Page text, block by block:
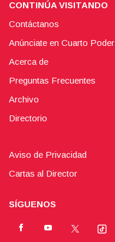
CONTINÚA VISITANDO
Contáctanos
Anúnciate en Cuarto Poder
Acerca de
Preguntas Frecuentes
Archivo
Directorio
Aviso de Privacidad
Cartas al Director
SÍGUENOS